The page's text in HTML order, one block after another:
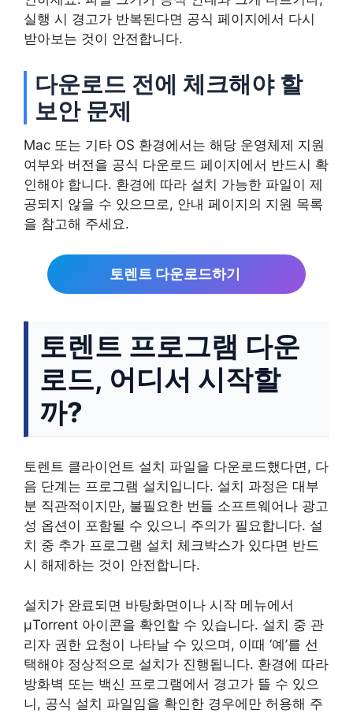
실행 시 경고가 반복된다면 공식 페이지에서 다시
받아보는 것이 안전합니다.
다운로드 전에 체크해야 할
보안 문제
Mac 또는 기타 OS 환경에서는 해당 운영체제 지원
여부와 버전을 공식 다운로드 페이지에서 반드시 확
인해야 합니다. 환경에 따라 설치 가능한 파일이 제
공되지 않을 수 있으므로, 안내 페이지의 지원 목록
을 참고해 주세요.
토렌트 다운로드하기
토렌트 프로그램 다운
로드, 어디서 시작할
까?
토렌트 클라이언트 설치 파일을 다운로드했다면, 다
음 단계는 프로그램 설치입니다. 설치 과정은 대부
분 직관적이지만, 불필요한 번들 소프트웨어나 광고
성 옵션이 포함될 수 있으니 주의가 필요합니다. 설
치 중 추가 프로그램 설치 체크박스가 있다면 반드
시 해제하는 것이 안전합니다.
설치가 완료되면 바탕화면이나 시작 메뉴에서
μTorrent 아이콘을 확인할 수 있습니다. 설치 중 관
리자 권한 요청이 나타날 수 있으며, 이때 ‘예’를 선
택해야 정상적으로 설치가 진행됩니다. 환경에 따라
방화벽 또는 백신 프로그램에서 경고가 뜰 수 있으
니, 공식 설치 파일임을 확인한 경우에만 허용해 주